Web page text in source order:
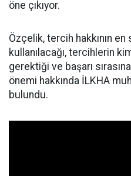
öne çıkıyor.
Özçelik, tercih hakkının en
kullanılacağı, tercihlerin
gerektiği ve başarı
önemi hakkında İLKHA
bulundu.